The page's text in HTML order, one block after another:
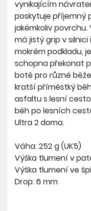
vynikajícím
poskytuje příjemný
jakémkoliv
má jistý grip v
mokrém podkladu,
schopna překonat
botě pro různé
kratší příměstký
asfaltu s lesní
běh po lesních
Ultra 2 doma.
Váha: 252 g (UK5)
Výška tlumení v
Výška tlumení ve
Drop: 6 mm